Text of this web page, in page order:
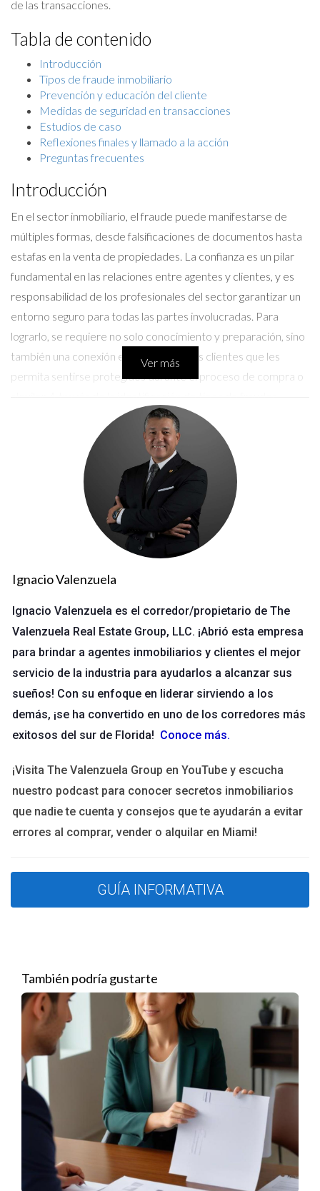
de las transacciones.
Tabla de contenido
Introducción
Tipos de fraude inmobiliario
Prevención y educación del cliente
Medidas de seguridad en transacciones
Estudios de caso
Reflexiones finales y llamado a la acción
Preguntas frecuentes
Introducción
En el sector inmobiliario, el fraude puede manifestarse de
múltiples formas, desde falsificaciones de documentos hasta
estafas en la venta de propiedades. La confianza es un pilar
fundamental en las relaciones entre agentes y clientes, y es
responsabilidad de los profesionales del sector garantizar un
entorno seguro para todas las partes involucradas. Para
lograrlo, se requiere no solo conocimiento y preparación, sino
también una conexión emocional con los clientes que les
permita sentirse protegidos durante el proceso de compra o
comunes, la educación de los clientes y la implementación de
rigurosas medidas de seguridad, se puede disminuir
considerablemente el riesgo de estafas inmobiliarias.
Tipos de fraude inmobiliario
Identificar los diferentes tipos de fraude inmobiliario es el
primer paso para proteger a tus clientes. Entre los más
comunes se encuentran:
Falsificación de documentos:
modificación de documentos legales, como títulos de
propiedad o contratos de venta, puede llevar a
pérdidas significativas.
Estafas de alquiler: Los estafadores pueden publicar
anuncios de propiedades que no están disponibles para
alquiler, solicitando depósitos anticipados a incautos
inquilinos.
Identidad robada:Utilizar la identidad de otra persona
para realizar transacciones sin su consentimiento.
engañosas, afectando la situación financiera del
comprador.
Omisión de información:No revelar cargas, hipotecas o
problemas legales asociados con una propiedad puede
perjudicar a un comprador.
Prevención y educación del cliente
La prevención del fraude inmobiliario empieza con la
Realizar talleres educativos:Ofrecer sesiones
informativas donde los clientes puedan aprender sobre
fraudes comunes y cómo evitarlos.
Crear material informativo: Proporcionar folletos,
infografías o blogs que describan los tipos de fraude y
cómo protegerse.
Fomentar la comunicación abierta:
Establecer un canal
de comunicación donde los clientes puedan hacer
preguntas y expresar sus preocupaciones en cualquier
momento.
Verificar referencias:Invitar a los clientes a consultar a
otros compradores o inquilinos sobre su experiencia y
recomendaciones.
Ver más
Ignacio Valenzuela
Ignacio Valenzuela es el corredor/propietario de The
Valenzuela Real Estate Group, LLC. ¡Abrió esta empresa
para brindar a agentes inmobiliarios y clientes el mejor
servicio de la industria para ayudarlos a alcanzar sus
sueños! Con su enfoque en liderar sirviendo a los
demás, ¡se ha convertido en uno de los corredores más
exitosos del sur de Florida! Conoce más.
¡Visita The Valenzuela Group en YouTube y escucha
nuestro podcast para conocer secretos inmobiliarios
que nadie te cuenta y consejos que te ayudarán a evitar
errores al comprar, vender o alquilar en Miami!
GUÍA INFORMATIVA
También podría gustarte